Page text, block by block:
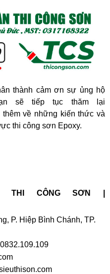
thành cảm ơn sự ủng hộ
thêm về những kiến thức và
thi công sơn Epoxy.
THI CÔNG SƠN |
P. Hiệp Bình Chánh, TP.